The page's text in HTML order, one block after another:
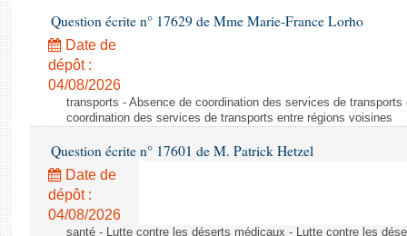
Question écrite n° 17629 de Mme Marie-France Lorho
Date de
dépôt :
04/08/2026
transports - Absence de coordination des services de
coordination des services de transports entre régions voisines
Question écrite n° 17601 de M. Patrick Hetzel
Date de
dépôt :
04/08/2026
santé - Lutte contre les déserts médicaux - Lutte contre les